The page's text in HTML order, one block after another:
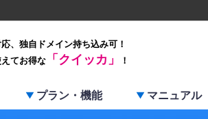
、独自ドメイン持ち込み可！
てお得な
「クイッカ」 ！
プラン・機能 マニュアル